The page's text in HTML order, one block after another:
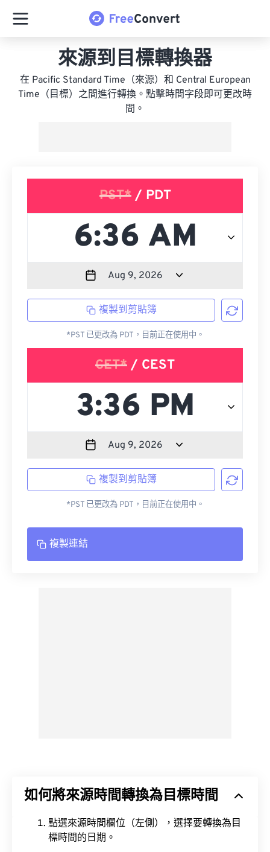
來源到目標轉換器
在 Pacific Standard Time（來源）和 Central European
Time（目標）之間進行轉換。點擊時間字段即可更改時
間。
PST*/ PDT
複製到剪貼簿
*PST 已更改為 PDT，目前正在使用中。
CET* / CEST
複製到剪貼簿
*PST 已更改為 PDT，目前正在使用中。
複製連結
如何將來源時間轉換為目標時間
點選來源時間欄位（左側），選擇要轉換為目
標時間的日期。